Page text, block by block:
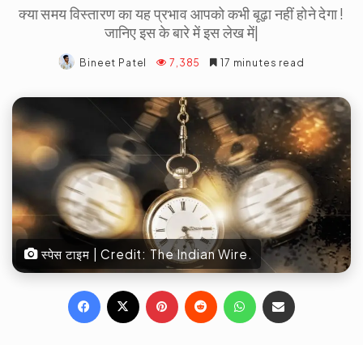
क्या समय विस्तारण का यह प्रभाव आपको कभी बूढ़ा नहीं होने देगा !
जानिए इस के बारे में इस लेख में|
Bineet Patel 7,385 17 minutes read
स्पेस टाइम | Credit: The Indian Wire.
Facebook Pinterest
Reddit WhatsApp